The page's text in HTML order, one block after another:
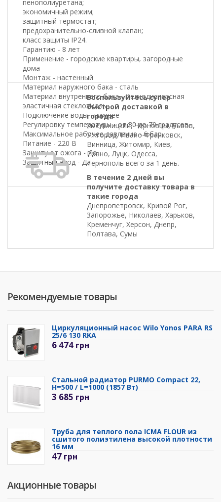
пенополиуретана;
экономичный режим;
защитный термостат;
предохранительно-сливной клапан;
класс защиты IP24.
Гарантию - 8 лет
Применение - городские квартиры, загородные
дома
Монтаж - настенный
Материал наружного бака - сталь
Материал внутреннего бака - мелкодисперсная
эластичная стеклоэмаль
Подключение воды - нижнее
Регулировку температуры - от 30 до 70 градусов
Максимальное рабочее давление - 6 бар
Питание - 220 В
Защиту от ожога - Да
Защитный анод - Да
Воспользуйтесь супер
быстрой доставкой в
города
Хмельницкий, Черновцы, Львов,
Ужгород, Ивано-Франковск,
Винница, Житомир, Киев,
Ровно, Луцк, Одесса,
Тернополь всего за 1 день.
В течение 2 дней вы
получите доставку товара в
такие города
Днепропетровск, Кривой Рог,
Запорожье, Николаев, Харьков,
Кременчуг, Херсон, Днепр,
Полтава, Сумы
Рекомендуемые товары
Циркуляционный насос Wilo Yonos PARA RS
25/6 130 RKA
6 474 грн
Стальной радиатор PURMO Compact 22,
H=500 / L=1000 (1857 Вт)
3 685 грн
Труба для теплого пола ICMA FLOUR из
сшитого полиэтилена высокой плотности
16 мм
47 грн
Акционные товары